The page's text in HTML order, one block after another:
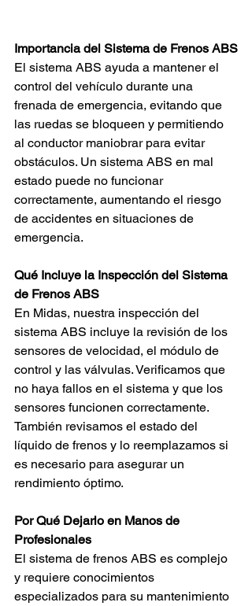
Importancia del Sistema de Frenos ABS
El sistema ABS ayuda a mantener el
control del vehículo durante una
frenada de emergencia, evitando que
las ruedas se bloqueen y permitiendo
al conductor maniobrar para evitar
obstáculos. Un sistema ABS en mal
estado puede no funcionar
correctamente, aumentando el riesgo
de accidentes en situaciones de
emergencia.
Qué Incluye la Inspección del Sistema
de Frenos ABS
En Midas, nuestra inspección del
sistema ABS incluye la revisión de los
sensores de velocidad, el módulo de
control y las válvulas. Verificamos que
no haya fallos en el sistema y que los
sensores funcionen correctamente.
También revisamos el estado del
líquido de frenos y lo reemplazamos si
es necesario para asegurar un
rendimiento óptimo.
Por Qué Dejarlo en Manos de
Profesionales
El sistema de frenos ABS es complejo
y requiere conocimientos
especializados para su mantenimiento